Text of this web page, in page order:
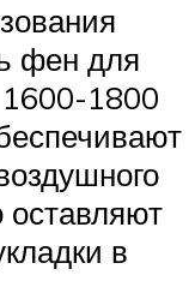
фен для
1800
оставляют
в